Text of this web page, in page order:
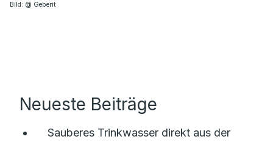
Bild: @ Geberit
Neueste Beiträge
Sauberes Trinkwasser direkt aus der